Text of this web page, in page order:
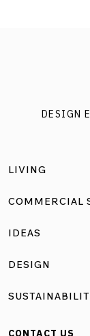
DESIGN
LIVING
COMMERCIAL
IDEAS
DESIGN